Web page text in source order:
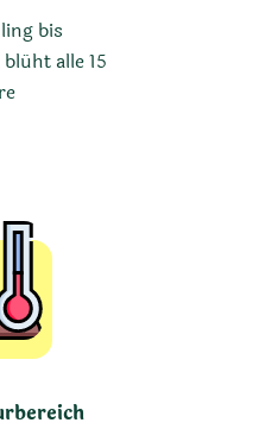
bis
alle 15